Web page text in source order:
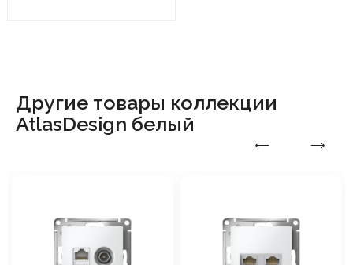
Другие товары коллекции
AtlasDesign белый